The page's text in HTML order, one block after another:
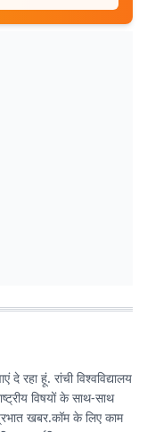
दे रहा हूं. रांची विश्वविद्यालय
विषयों के साथ-साथ